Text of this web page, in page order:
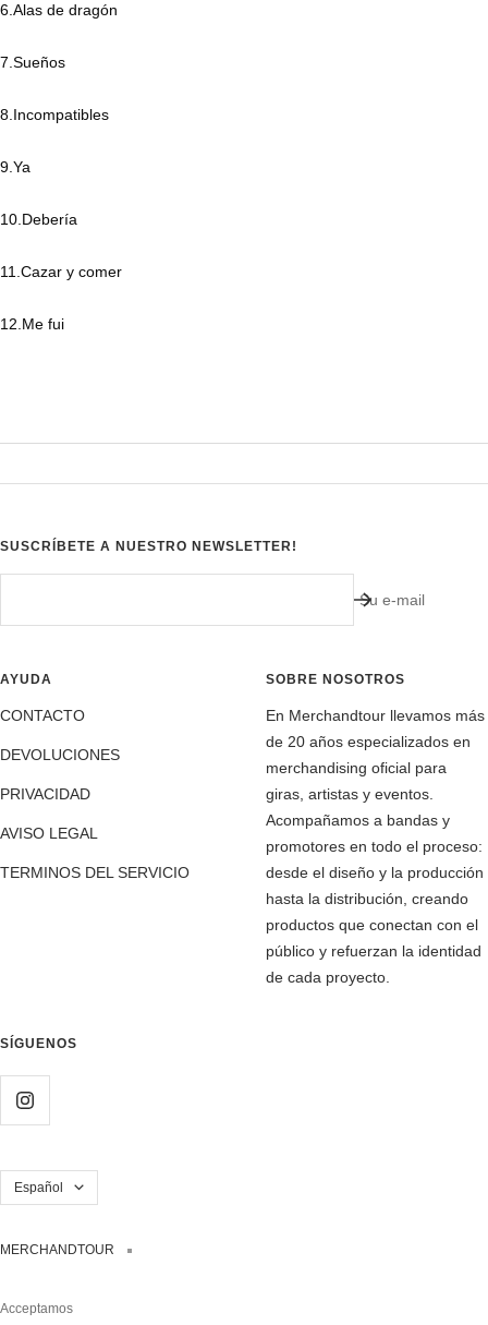
6.Alas de dragón
7.Sueños
8.Incompatibles
9.Ya
10.Debería
11.Cazar y comer
12.Me fui
SUSCRÍBETE A NUESTRO NEWSLETTER!
Su e-mail
AYUDA
CONTACTO
DEVOLUCIONES
PRIVACIDAD
AVISO LEGAL
TERMINOS DEL SERVICIO
SOBRE NOSOTROS
En Merchandtour llevamos más
de 20 años especializados en
merchandising oficial para
giras, artistas y eventos.
Acompañamos a bandas y
promotores en todo el proceso:
desde el diseño y la producción
hasta la distribución, creando
productos que conectan con el
público y refuerzan la identidad
de cada proyecto.
SÍGUENOS
Idioma
Español
MERCHANDTOUR
Acceptamos